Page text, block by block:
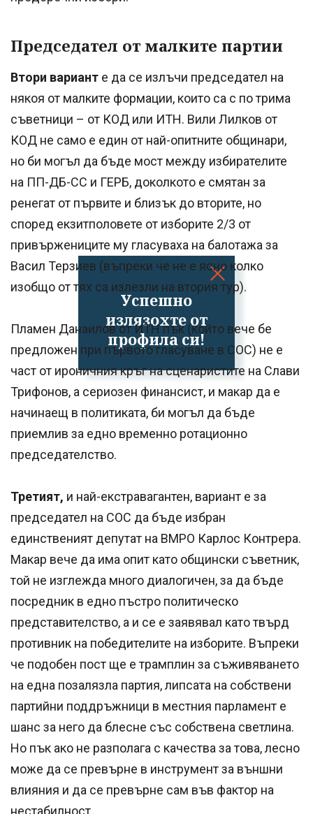
Успешно
излязохте от
профила си!
Председател от малките партии
Втори вариант е да се излъчи председател на
някоя от малките формации, които са с по трима
съветници – от КОД или ИТН. Вили Лилков от
КОД не само е един от най-опитните общинари,
но би могъл да бъде мост между избирателите
на ПП-ДБ-СС и ГЕРБ, доколкото е смятан за
ренегат от първите и близък до вторите, но
според екзитполовете от изборите 2/3 от
привържениците му гласуваха на балотажа за
Васил Терзиев (въпреки че не е ясно колко
изобщо от тях са излезли на втория тур).
Пламен Данаилов от ИТН пък (който вече бе
предложен при първото гласуване в СОС) не е
част от ироничния кръг на сценаристите на Слави
Трифонов, а сериозен финансист, и макар да е
начинаещ в политиката, би могъл да бъде
приемлив за едно временно ротационно
председателство.
Третият, и най-екстравагантен, вариант е за
председател на СОС да бъде избран
единственият депутат на ВМРО Карлос Контрера.
Макар вече да има опит като общински съветник,
той не изглежда много диалогичен, за да бъде
посредник в едно пъстро политическо
представителство, а и се е заявявал като твърд
противник на победителите на изборите. Въпреки
че подобен пост ще е трамплин за съживяването
на една позалязла партия, липсата на собствени
партийни поддръжници в местния парламент е
шанс за него да блесне със собствена светлина.
Но пък ако не разполага с качества за това, лесно
може да се превърне в инструмент за външни
влияния и да се превърне сам във фактор на
нестабилност.